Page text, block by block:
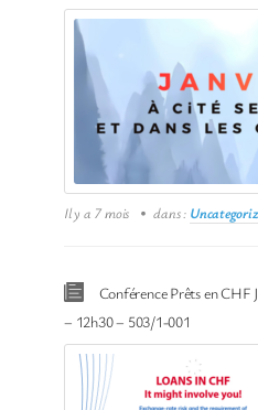
Il y a 7 mois dans :
Conférence Prêts en CHF
– 12h30 – 503/1-001